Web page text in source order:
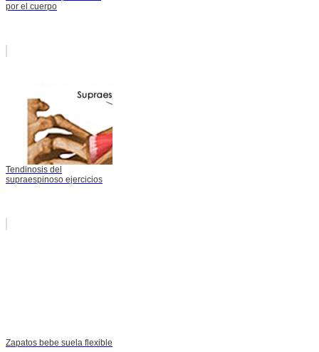
por el cuerpo
Tendinosis del
supraespinoso ejercicios
Zapatos bebe suela flexible